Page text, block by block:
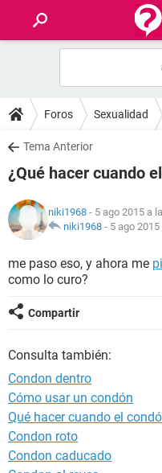
FOROS
SALUD
FAMILIA
NUTRICIÓN
BIENESTAR
SEXUALIDAD
GLOSARIO
Foros Sexualidad
Tema Anterior
¿Qué hacer cuando
niki1968 - 5 ago 2015 a
niki1968 - 5 ago
me paso eso, y ahora me
como lo curo?
Compartir
Consulta también:
Condon dentro
Cómo usar un condón
Qué hacer cuando el
Condon roto
Condon caducado